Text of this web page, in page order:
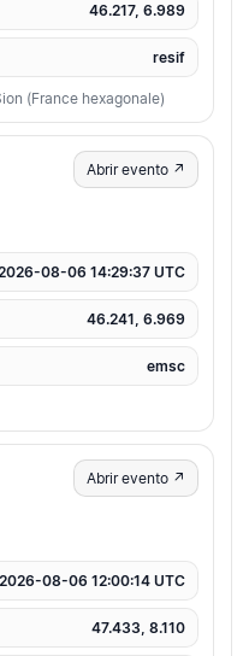
46.217, 6.989
resif
(France hexagonale)
Abrir evento ↗
08-06 14:29:37 UTC
46.241, 6.969
emsc
Abrir evento ↗
2026-08-06 12:00:14 UTC
47.433, 8.110